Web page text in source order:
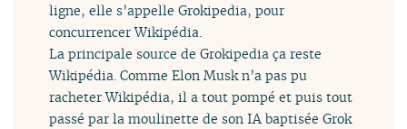
ligne, elle s’appelle Grokipedia, pour
concurrencer Wikipédia.
La principale source de Grokipedia ça reste
Wikipédia. Comme Elon Musk n’a pas pu
racheter Wikipédia, il a tout pompé et puis tout
passé par la moulinette de son IA baptisée Grok